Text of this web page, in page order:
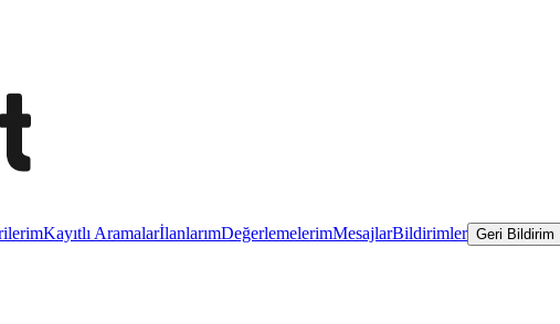
Kayıtlı AramalarİlanlarımDeğerlemelerimMesajlarBildirimler Geri Bildirim